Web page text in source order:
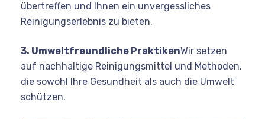
übertreffen und Ihnen ein unvergessliches
Reinigungserlebnis zu bieten.
3. Umweltfreundliche PraktikenWir setzen
auf nachhaltige Reinigungsmittel und Methoden,
die sowohl Ihre Gesundheit als auch die Umwelt
schützen.